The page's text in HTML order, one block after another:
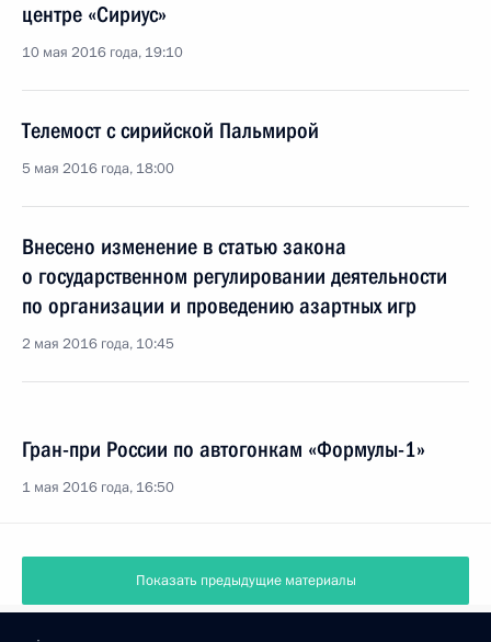
центре «Сириус»
10 мая 2016 года, 19:10
Телемост с сирийской Пальмирой
5 мая 2016 года, 18:00
Внесено изменение в статью закона
о государственном регулировании деятельности
по организации и проведению азартных игр
2 мая 2016 года, 10:45
Гран-при России по автогонкам «Формулы-1»
1 мая 2016 года, 16:50
Показать предыдущие материалы